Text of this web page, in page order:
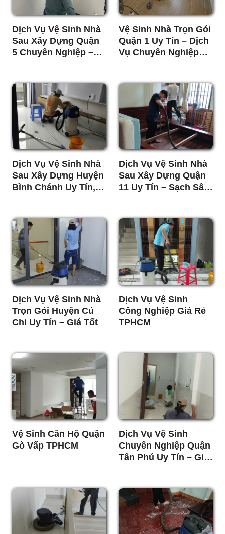
Dịch Vụ Vệ Sinh Nhà
Sau Xây Dựng Quận
5 Chuyên Nghiệp –
Vệ Sinh Nhà Trọn Gói
Quận 1 Uy Tín – Dịch
Vụ Chuyên Nghiệp
Dịch Vụ Vệ Sinh Nhà
Sau Xây Dựng Huyện
Bình Chánh Uy Tín,
Dịch Vụ Vệ Sinh Nhà
Sau Xây Dựng Quận
11 Uy Tín – Sạch Sâu,
Dịch Vụ Vệ Sinh Nhà
Trọn Gói Huyện Củ
Chi Uy Tín – Giá Tốt
Dịch Vụ Vệ Sinh
Công Nghiệp Giá Rẻ
TPHCM
Vệ Sinh Căn Hộ Quận
Gò Vấp TPHCM
Dịch Vụ Vệ Sinh
Chuyên Nghiệp Quận
Tân Phú Uy Tín – Giá